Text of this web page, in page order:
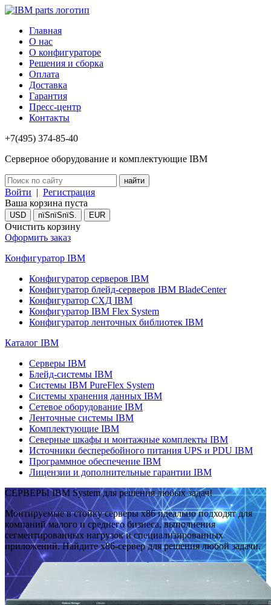
Главная
О нас
О конфигураторе
Решения и сборка
Оплата
Доставка
Гарантия
Пресс-центр
Контакты
+7(495) 374-85-40
Серверное оборудование и комплектующие IBM
Войти | Регистрация
Ваша корзина пуста
USD пїЅпїЅпїЅ. EUR
Очистить корзину
Оформить заказ
Конфигуратор IBM
Конфигуратор серверов IBM
Конфигуратор блейд-серверов IBM BladeCenter
Конфигуратор СХД IBM
Конфигуратор IBM Flex System
Конфигуратор ленточных библиотек IBM
Каталог IBM
Серверы IBM
Блейд-системы IBM
Системы IBM PureFlex System
Системы хранения данных IBM
Сетевое оборудование IBM
Ленточные системы IBM
Комплектующие IBM
Северные шкафы и монтажные комплекты IBM
Источники бесперебойного питания UPS и PDU IBM
Программное обеспечение IBM
Лицензии и дополнительные гарантии IBM
СЕРВЕРЫ IBM System для решения любых задач!
Монтируемые в стойку серверы x86 идеально подходят для
компаний малого и среднего бизнеса, выполнения
сегментированных нагрузок и специализированных
приложений. Найдите x86-сервер для решения любой задачи.